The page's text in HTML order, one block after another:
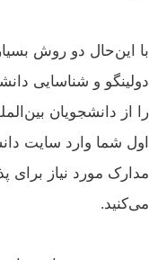
این‌حال دو روش
و شناسایی
از دانشجویان
شما وارد سایت
مورد نیاز برای